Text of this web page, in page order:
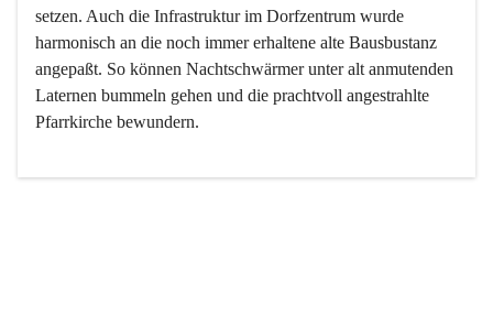
setzen. Auch die Infrastruktur im Dorfzentrum wurde
harmonisch an die noch immer erhaltene alte Bausbustanz
angepaßt. So können Nachtschwärmer unter alt anmutenden
Laternen bummeln gehen und die prachtvoll angestrahlte
Pfarrkirche bewundern.
Der Weinbau dominert heute nicht mehr, ist aber integrativer